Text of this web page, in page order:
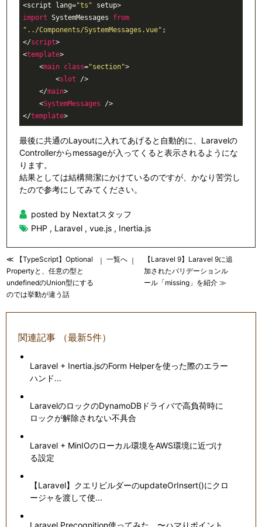
<script lang="ts"
setup>
import SystemMessages from
"../Components/SystemMessages.vue"
</script>
<template>
<main class="section">
<slot />
</main>
<SystemMessages />
</template>
最後に共通のLayoutに入れてあげると自動的に、Laravelの
Controllerからmessageが入ってくると表示されるようにな
ります。
結果としては結構簡潔にかけているのですが、かなり苦労し
たので参考にしてみてください。
posted by Nextatスタッフ
PHP , Laravel, vue.js, Inertia.js
≪ 【TypeScript】Optional
Propertyと、任意の型と
undefinedのUnion型にする
のでは挙動が違う話
｜一覧へ ｜
【Laravel 9】Laravel 9に追
加されたバリデーションル
ール「missing」を紹介 ≫
関連記事 （最新5件）
Laravel + Inertia.jsのForm Helperを使った際のエラー
ハンド...
LaravelのロックのDynamoDBドライバで高負荷時に
ロックが解除されない不具合
Laravel + MinIOのローカル環境をAWS環境に近づけ
る設定
【Laravel】クエリビルダーのupdateOrInsert()にクロ
ージャを渡して使...
Laravel Precognition使ってみた 〜ハマりポイント